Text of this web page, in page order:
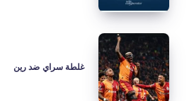
غلطة
سراي
ضد
رين
غلطة سراي ضد رين